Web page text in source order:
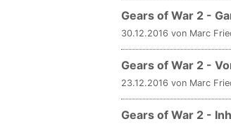
Gears of War 2 -
30.12.2016 von Marc
Gears of War 2 -
23.12.2016 von Marc
Gears of War 2 -